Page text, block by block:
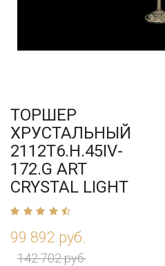
ТОРШЕР
ХРУСТАЛЬНЫЙ
2112T6.H.45IV-
172.G ART
CRYSTAL LIGHT
99 892 руб.
142 702 руб.